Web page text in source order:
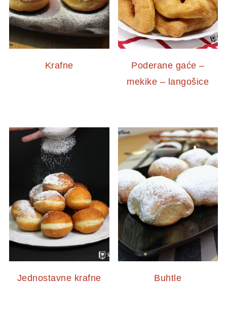
Krafne
Poderane gaće –
mekike – langošice
Jednostavne krafne Buhtle